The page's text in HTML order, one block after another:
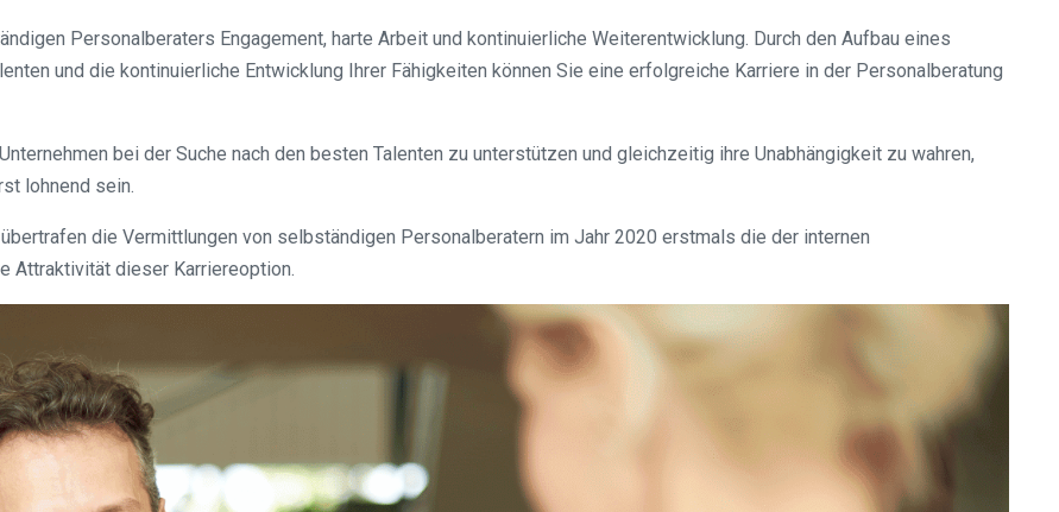
Personalberaters Engagement, harte Arbeit und kontinuierliche Weiterentwicklung. Durch den Aufbau eines
und die kontinuierliche Entwicklung Ihrer Fähigkeiten können Sie eine erfolgreiche Karriere in der Personalberatung
bei der Suche nach den besten Talenten zu unterstützen und gleichzeitig ihre Unabhängigkeit zu wahren,
lohnend sein.
die Vermittlungen von selbständigen Personalberatern im Jahr 2020 erstmals die der internen
Attraktivität dieser Karriereoption.